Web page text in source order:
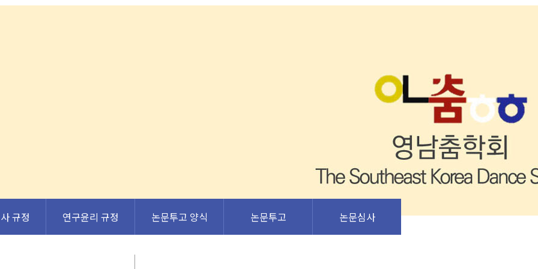
규정 연구윤리 규정 논문투고 양식 논문투고 논문심사